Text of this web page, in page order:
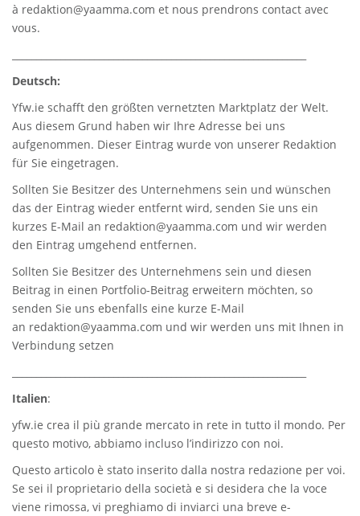
à redaktion@yaamma.com et nous prendrons contact avec
vous.
Deutsch:
Yfw.ie schafft den größten vernetzten Marktplatz der Welt.
Aus diesem Grund haben wir Ihre Adresse bei uns
aufgenommen. Dieser Eintrag wurde von unserer Redaktion
für Sie eingetragen.
Sollten Sie Besitzer des Unternehmens sein und wünschen
das der Eintrag wieder entfernt wird, senden Sie uns ein
kurzes E-Mail an redaktion@yaamma.com und wir werden
den Eintrag umgehend entfernen.
Sollten Sie Besitzer des Unternehmens sein und diesen
Beitrag in einen Portfolio-Beitrag erweitern möchten, so
senden Sie uns ebenfalls eine kurze E-Mail
an redaktion@yaamma.com und wir werden uns mit Ihnen in
Verbindung setzen
Italien:
yfw.ie crea il più grande mercato in rete in tutto il mondo. Per
questo motivo, abbiamo incluso l’indirizzo con noi.
Questo articolo è stato inserito dalla nostra redazione per voi.
Se sei il proprietario della società e si desidera che la voce
viene rimossa, vi preghiamo di inviarci una breve e-